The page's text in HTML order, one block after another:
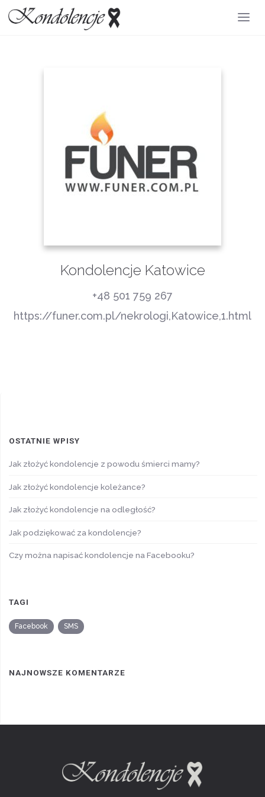
Kondolencje Katowice
+48 501 759 267
https://funer.com.pl/nekrologi,Katowice,1.html
OSTATNIE WPISY
Jak złożyć kondolencje z powodu śmierci mamy?
Jak złożyć kondolencje koleżance?
Jak złożyć kondolencje na odległość?
Jak podziękować za kondolencje?
Czy można napisać kondolencje na Facebooku?
TAGI
Facebook SMS
NAJNOWSZE KOMENTARZE